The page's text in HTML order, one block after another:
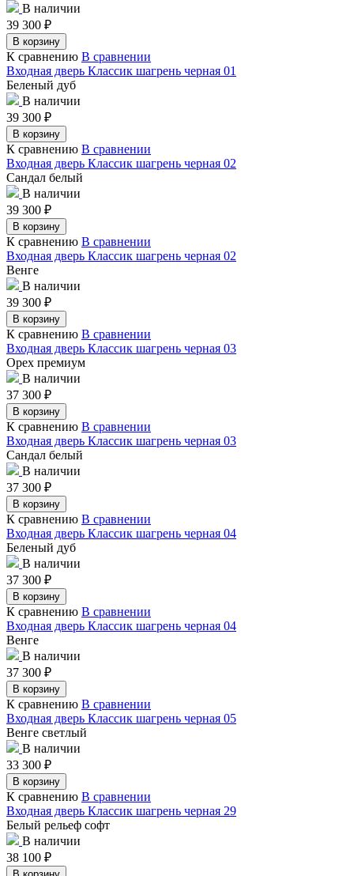
В наличии
39 300 ₽
В корзину
К сравнению В сравнении
Входная дверь Классик шагрень черная 01
Беленый дуб
В наличии
39 300 ₽
В корзину
К сравнению В сравнении
Входная дверь Классик шагрень черная 02
Сандал белый
В наличии
39 300 ₽
В корзину
К сравнению В сравнении
Входная дверь Классик шагрень черная 02
Венге
В наличии
39 300 ₽
В корзину
К сравнению В сравнении
Входная дверь Классик шагрень черная 03
Орех премиум
В наличии
37 300 ₽
В корзину
К сравнению В сравнении
Входная дверь Классик шагрень черная 03
Сандал белый
В наличии
37 300 ₽
В корзину
К сравнению В сравнении
Входная дверь Классик шагрень черная 04
Беленый дуб
В наличии
37 300 ₽
В корзину
К сравнению В сравнении
Входная дверь Классик шагрень черная 04
Венге
В наличии
37 300 ₽
В корзину
К сравнению В сравнении
Входная дверь Классик шагрень черная 05
Венге светлый
В наличии
33 300 ₽
В корзину
К сравнению В сравнении
Входная дверь Классик шагрень черная 29
Белый рельеф софт
В наличии
38 100 ₽